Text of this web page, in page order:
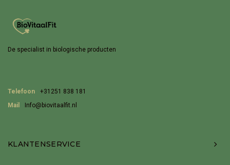
De specialist in biologische producten
Telefoon
+31251 838 181
Mail
Info@biovitaalfit.nl
KLANTENSERVICE